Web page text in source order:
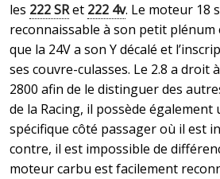
les 222 SRet 222 4v. Le moteur 18
reconnaissable à son petit plénum
que la 24V a son Y décalé et
ses couvre-culasses. Le 2.8 a droit
2800 afin de le distinguer des
de la Racing, il possède également
spécifique côté passager où il est
contre, il est impossible de
moteur carbu est facilement